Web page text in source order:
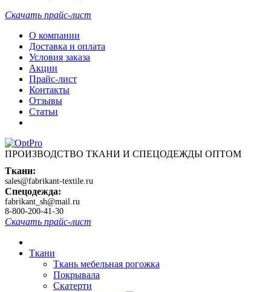
Скачать прайс-лист
О компании
Доставка и оплата
Условия заказа
Акции
Прайс-лист
Контакты
Отзывы
Статьи
ПРОИЗВОДСТВО ТКАНИ И СПЕЦОДЕЖДЫ ОПТОМ
Ткани:
sales@fabrikant-textile.ru
Спецодежда:
fabrikant_sh@mail.ru
8-800-200-41-30
Скачать прайс-лист
Ткани
Ткань мебельная рогожка
Покрывала
Скатерти